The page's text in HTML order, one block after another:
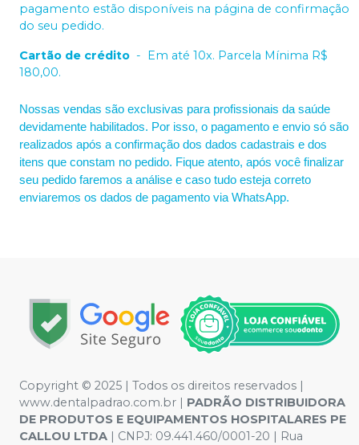
pagamento estão disponíveis na página de confirmação
do seu pedido.
Cartão de crédito - Em até 10x. Parcela Mínima R$
180,00.
Nossas vendas são exclusivas para profissionais da saúde
devidamente habilitados. Por isso, o pagamento e envio só são
realizados após a confirmação dos dados cadastrais e dos
itens que constam no pedido. Fique atento, após você finalizar
seu pedido faremos a análise e caso tudo esteja correto
enviaremos os dados de pagamento via WhatsApp.
Copyright © 2025 | Todos os direitos reservados |
www.dentalpadrao.com.br | PADRÃO DISTRIBUIDORA
DE PRODUTOS E EQUIPAMENTOS HOSPITALARES PE
CALLOU LTDA | CNPJ: 09.441.460/0001-20 | Rua